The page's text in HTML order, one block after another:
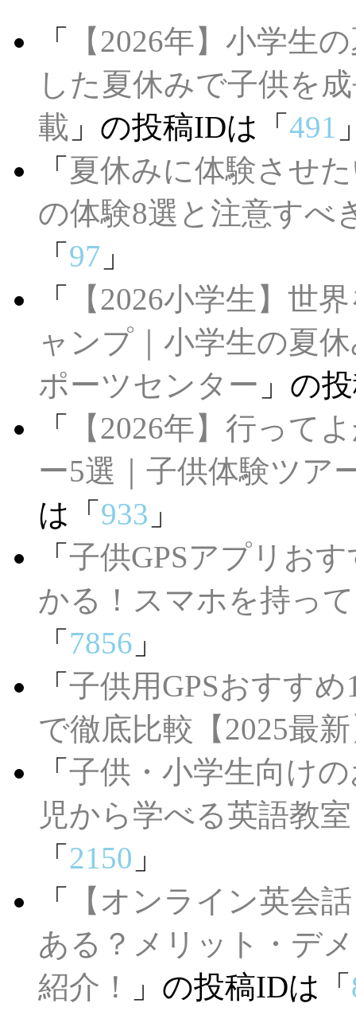
「
【2026年】小学生
した夏休みで子供を
載 」の投稿IDは「 491
「 夏休みに体験させ
の体験8選と注意すべ
「 97 」
「
【2026小学生】世
ャンプ｜小学生の夏
ポーツセンター 」の
「
【2026年】行って
ー5選｜子供体験ツア
は「 933 」
「 子供GPSアプリお
かる！スマホを持っ
「 7856 」
「 子供用GPSおすす
で徹底比較【2025最
「 子供・小学生向け
児から学べる英語教
「 2150 」
「
【オンライン英会
ある？メリット・デ
紹介！
」の投稿IDは「